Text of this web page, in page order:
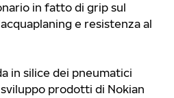
in fatto di grip sul
e resistenza al
in silice dei pneumatici
prodotti di Nokian